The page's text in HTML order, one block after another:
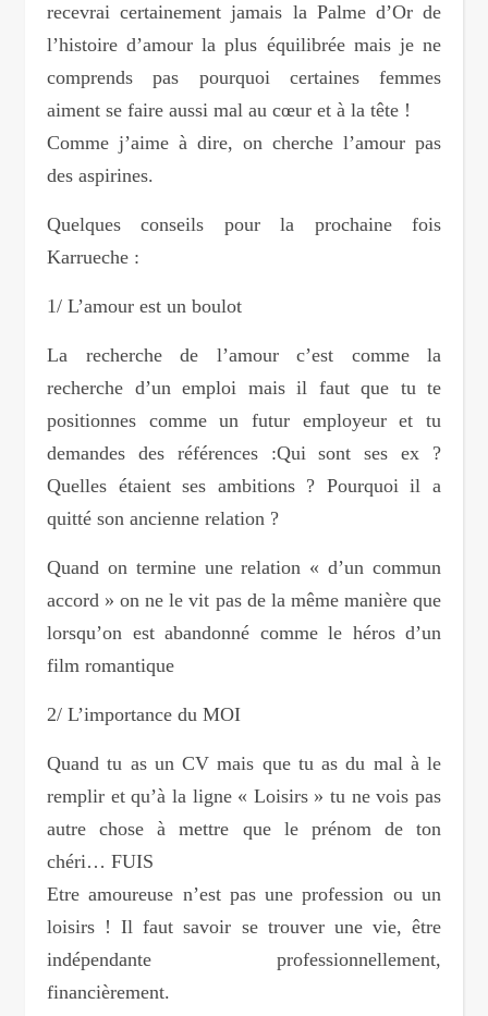
recevrai certainement jamais la Palme d’Or de
l’histoire d’amour la plus équilibrée mais je ne
comprends pas pourquoi certaines femmes
aiment se faire aussi mal au cœur et à la tête !
Comme j’aime à dire, on cherche l’amour pas
des aspirines.
Quelques conseils pour la prochaine fois
Karrueche :
1/ L’amour est un boulot
La recherche de l’amour c’est comme la
recherche d’un emploi mais il faut que tu te
positionnes comme un futur employeur et tu
demandes des références :Qui sont ses ex ?
Quelles étaient ses ambitions ? Pourquoi il a
quitté son ancienne relation ?
Quand on termine une relation « d’un commun
accord » on ne le vit pas de la même manière que
lorsqu’on est abandonné comme le héros d’un
film romantique
2/ L’importance du MOI
Quand tu as un CV mais que tu as du mal à le
remplir et qu’à la ligne « Loisirs » tu ne vois pas
autre chose à mettre que le prénom de ton
chéri… FUIS
Etre amoureuse n’est pas une profession ou un
loisirs ! Il faut savoir se trouver une vie, être
indépendante professionnellement,
financièrement.